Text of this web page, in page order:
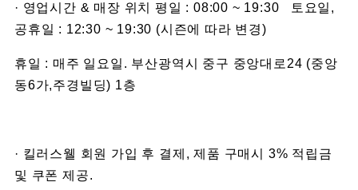
· 영업시간 & 매장 위치 평일 : 08:00 ~ 19:30 토요일,
공휴일 : 12:30 ~ 19:30 (시즌에 따라 변경)
휴일 : 매주 일요일. 부산광역시 중구 중앙대로24 (중앙
동6가,주경빌딩) 1층
· 킬러스웰 회원 가입 후 결제, 제품 구매시 3% 적립금
및 쿠폰 제공.